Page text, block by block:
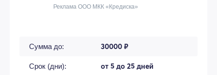
Реклама ООО МКК «Кредиска»
Сумма до: 30000 ₽
Срок (дни): от 5 до 25 дней